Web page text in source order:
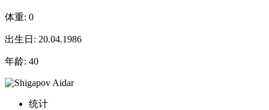
体重: 0
出生日: 20.04.1986
年龄: 40
统计